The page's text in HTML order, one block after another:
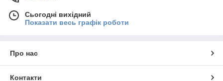
Сьогодні вихідний
Показати весь графік роботи
Про нас
Контакти